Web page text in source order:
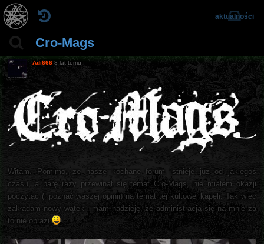
Cro-Mags
aktualności
Adi666 8 lat temu
Witam. Pomimo, że nasze kochane forum istnieje już od jakiegoś
czasu, a parę razy przewinął się temat Cro-Mags, nie miałem okazji
poczytać (i poznać waszej opinii) na temat tej kultowej kapeli. Tak więc
zakładam nowy wątek i mam nadzieję, że administracja się na mnie za
to nie obrazi